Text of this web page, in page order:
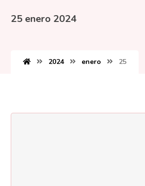
25 enero 2024
2024 enero 25